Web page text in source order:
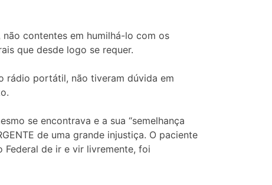
contentes em humilhá-lo com os
que desde logo se requer.
rádio portátil, não tiveram dúvida em
se encontrava e a sua “semelhança
de uma grande injustiça. O paciente
de ir e vir livremente, foi